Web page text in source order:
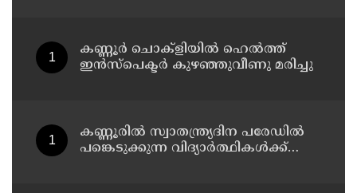
കണ്ണൂർ ചൊക്ളിയിൽ ഹെൽത്ത്
ഇൻസ്പെക്ടർ കുഴഞ്ഞുവീണു മരിച്ചു
കണ്ണൂരിൽ സ്വാതന്ത്ര്യദിന പരേഡിൽ
പങ്കെടുക്കുന്ന വിദ്യാർത്ഥികൾക്ക്